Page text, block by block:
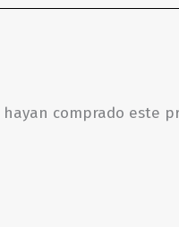
comprado este